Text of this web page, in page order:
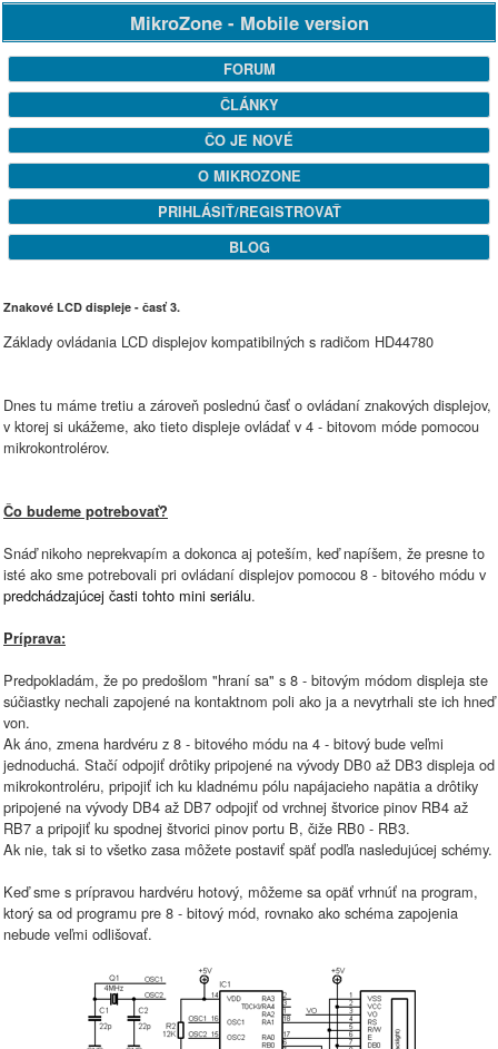
MikroZone - Mobile version
FORUM
ČLÁNKY
ČO JE NOVÉ
O MIKROZONE
PRIHLÁSIŤ/REGISTROVAŤ
BLOG
Znakové LCD displeje - časť 3.
Základy ovládania LCD displejov kompatibilných s radičom HD44780
Dnes tu máme tretiu a zároveň poslednú časť o ovládaní znakových displejov,
v ktorej si ukážeme, ako tieto displeje ovládať v 4 - bitovom móde pomocou
mikrokontrolérov.
Čo budeme potrebovať?
Snáď nikoho neprekvapím a dokonca aj poteším, keď napíšem, že presne to
isté ako sme potrebovali pri ovládaní displejov pomocou 8 - bitového módu v
predchádzajúcej časti tohto mini seriálu.
Príprava:
Predpokladám, že po predošlom "hraní sa" s 8 - bitovým módom displeja ste
súčiastky nechali zapojené na kontaktnom poli ako ja a nevytrhali ste ich hneď
von.
Ak áno, zmena hardvéru z 8 - bitového módu na 4 - bitový bude veľmi
jednoduchá. Stačí odpojiť drôtiky pripojené na vývody DB0 až DB3 displeja od
mikrokontroléru, pripojiť ich ku kladnému pólu napájacieho napätia a drôtiky
pripojené na vývody DB4 až DB7 odpojiť od vrchnej štvorice pinov RB4 až
RB7 a pripojiť ku spodnej štvorici pinov portu B, čiže RB0 - RB3.
Ak nie, tak si to všetko zasa môžete postaviť späť podľa nasledujúcej schémy.
Keď sme s prípravou hardvéru hotový, môžeme sa opäť vrhnúť na program,
ktorý sa od programu pre 8 - bitový mód, rovnako ako schéma zapojenia
nebude veľmi odlišovať.